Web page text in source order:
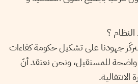
؟
جهودنا على تشكيل حكومة كفاءات
واضحة للمستقبل، ونحن نعتقد أنّ